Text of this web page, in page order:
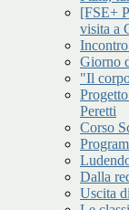
[FSE+
visita a
Giorno
"Il
Peretti
Corso
Dalla
Uscita